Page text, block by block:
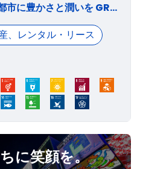
GROUP STATEMENT 都市に豊かさと潤いを GROUP VISION〜私たちはどうありたいか〜 1. 「」マークの理念 私たちは、「」マークに象徴される「共生・共存」「多様な価値観の連繋」「持続可能な社会の実現」の理念のもと、社会・経済の発展と地球環境の保全に貢献します。 〜「」を掲げて、人と地球がともに豊かになる社会をめざします。 2. 進化と価値創造 私たちは、不動産ビジネスを進化させることにより、人々に「新しい時代の夢と感動」をもたらします。 〜多様な「知」をとりいれ融合させることにより、国内外で新たな価値を創造します。 〜社会環境・市場構造などの変化と、そのグローバルな潮流を積極的にとらえます。 3. 成長性と収益性に富んだ三井不動産グループ 私たちは、グループ総体の力を公正にいかんなく発揮することによって、「成長性と収益性に富んだ三井不動産グループ」を実現します。 GROUP MISSION〜私たちに今求められていること〜 1. ビジネスとくらしに関するソリューションとサービスの提供 豊かさと潤いをもたらし、安全・安心で魅力にあふれる空間とソフト、サービスを提供して、街の価値を最大化する。 多彩で革新的なソリューションを提供して、不動産投資市場の成長に貢献する。 2. グローバルな視野で顧客のパートナーへ 顧客をビジネスの創造ならびに進化・発展の基盤と考える。 顧客が真に求めているものを多面的に把握し、グループの総力で提案・実現する。 顧客のパートナーとして、高い評価を獲得し続け、ブランド価値を高める。 3. 企業価値の向上 持続的な利益成長を図るとともに、不断のイノベーションを行うことにより企業価値を向上させる。 経営資源の最適活用ならびに効率経営を追求する。 常にリスクに対して適正なマネジメントを行う。 4. 個の力を高め結集してグループの力へ 多彩な人材、多様な価値観を融合し、パイオニア精神に満ちた独創性を育む。 個々人がプロフェッショナルな知識・能力を磨き、互いに共有して、付加価値創造力を高める。 企業倫理と規律、コンプライアンスについて、常に高い意識を持って行動する。
、レンタル・リース
に笑顔を。